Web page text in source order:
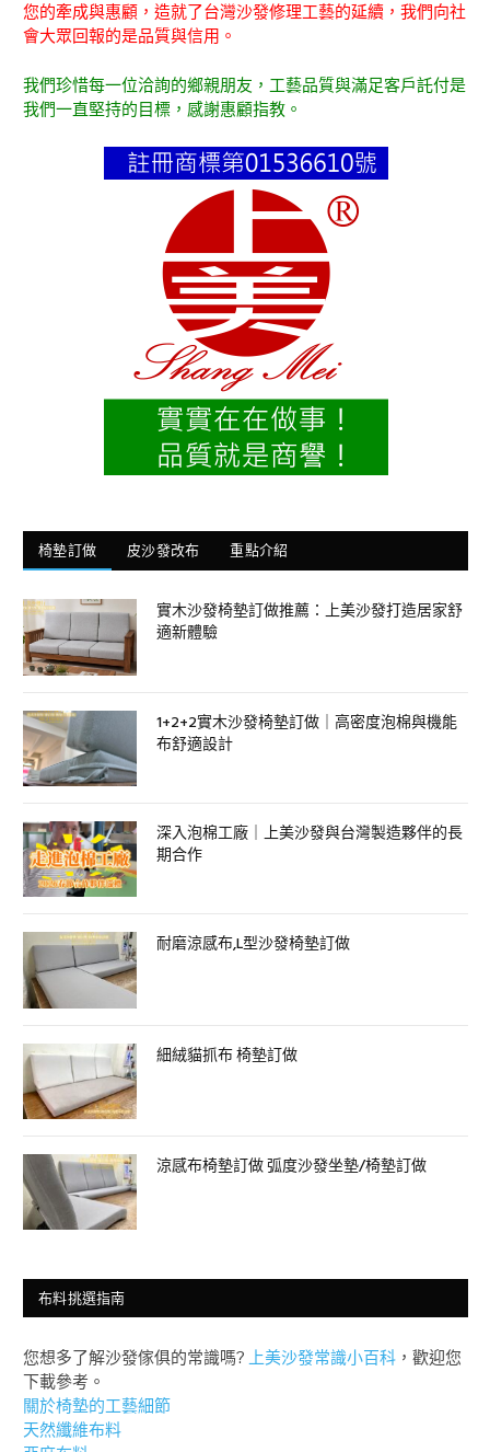
您的牽成與惠顧，造就了台灣沙發修理工藝的延續，我們向社
會大眾回報的是品質與信用。
我們珍惜每一位洽詢的鄉親朋友，工藝品質與滿足客戶託付是
我們一直堅持的目標，感謝惠顧指教。
椅墊訂做 皮沙發改布 重點介紹
實木沙發椅墊訂做推薦：上美沙發打造居家舒
適新體驗
1+2+2實木沙發椅墊訂做｜高密度泡棉與機能
布舒適設計
深入泡棉工廠｜上美沙發與台灣製造夥伴的長
期合作
耐磨涼感布,L型沙發椅墊訂做
細絨貓抓布 椅墊訂做
涼感布椅墊訂做 弧度沙發坐墊/椅墊訂做
布料挑選指南
您想多了解沙發傢俱的常識嗎? 上美沙發常識小百科 ，歡迎您
下載參考。
關於椅墊的工藝細節
天然纖維布料